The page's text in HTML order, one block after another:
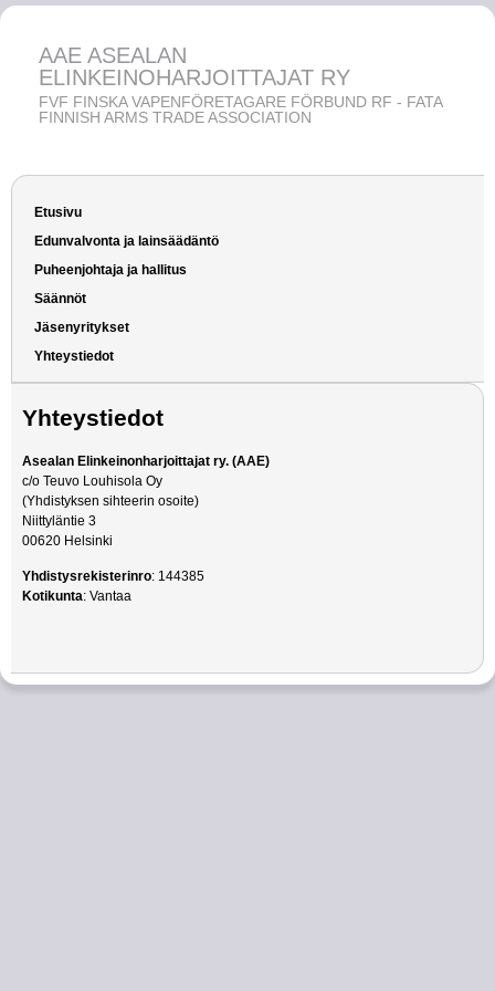
AAE ASEALAN
ELINKEINOHARJOITTAJAT RY
FVF FINSKA VAPENFÖRETAGARE FÖRBUND RF - FATA
FINNISH ARMS TRADE ASSOCIATION
Etusivu
Edunvalvonta ja lainsäädäntö
Puheenjohtaja ja hallitus
Säännöt
Jäsenyritykset
Yhteystiedot
Yhteystiedot
Asealan Elinkeinonharjoittajat ry. (AAE)
c/o Teuvo Louhisola Oy
(Yhdistyksen sihteerin osoite)
Niittyläntie 3
00620 Helsinki
Yhdistysrekisterinro: 144385
Kotikunta: Vantaa